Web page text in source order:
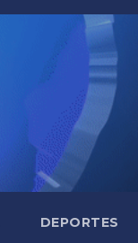
DEPORTES